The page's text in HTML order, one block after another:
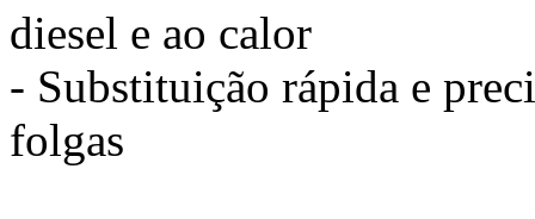
diesel e ao calor
- Substituição rápida e
folgas